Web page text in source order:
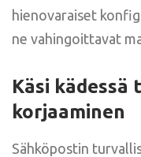
hienovaraiset
ne vahingoittavat
Käsi kädessä
korjaaminen
Sähköpostin